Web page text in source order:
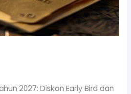
2027: Diskon Early Bird dan